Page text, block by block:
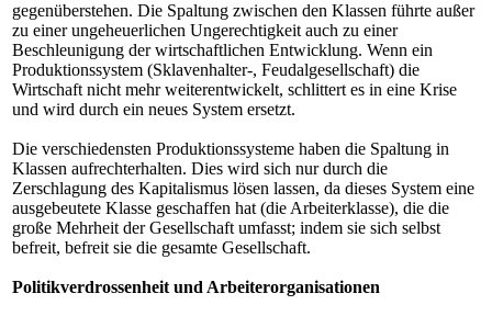
gegenüberstehen. Die Spaltung zwischen den Klassen führte außer
zu einer ungeheuerlichen Ungerechtigkeit auch zu einer
Beschleunigung der wirtschaftlichen Entwicklung. Wenn ein
Produktionssystem (Sklavenhalter-, Feudalgesellschaft) die
Wirtschaft nicht mehr weiterentwickelt, schlittert es in eine Krise
und wird durch ein neues System ersetzt.
Die verschiedensten Produktionssysteme haben die Spaltung in
Klassen aufrechterhalten. Dies wird sich nur durch die
Zerschlagung des Kapitalismus lösen lassen, da dieses System eine
ausgebeutete Klasse geschaffen hat (die Arbeiterklasse), die die
große Mehrheit der Gesellschaft umfasst; indem sie sich selbst
befreit, befreit sie die gesamte Gesellschaft.
Politikverdrossenheit und Arbeiterorganisationen